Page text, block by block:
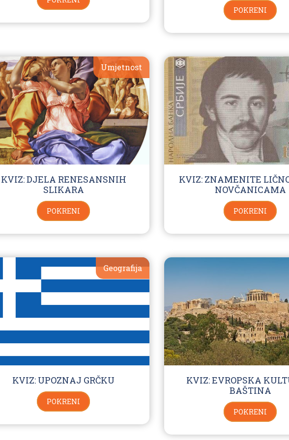
POKRENI
Umjetnost
KVIZ: DJELA RENESANSNIH
SLIKARA
POKRENI
KVIZ: ZNAMENITE
NOVČANICAMA
POKRENI
Geografija
KVIZ: UPOZNAJ GRČKU
POKRENI
KVIZ: EVROPSKA
BAŠTINA
POKRENI